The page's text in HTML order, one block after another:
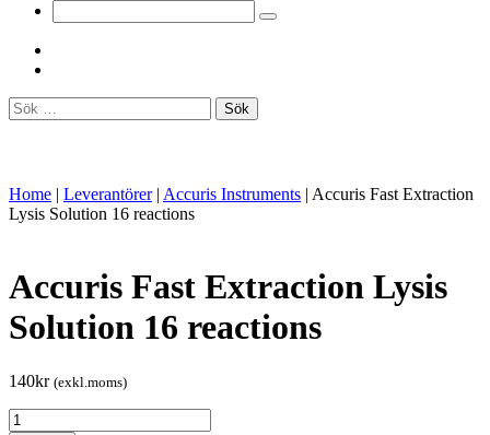
Sök
efter:
Home | Leverantörer | Accuris Instruments | Accuris Fast Extraction
Lysis Solution 16 reactions
Accuris Fast Extraction Lysis
Solution 16 reactions
140kr (exkl.moms)
Accuris